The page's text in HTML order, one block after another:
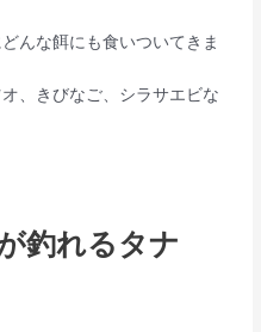
んな餌にも食いついてきま
、きびなご、シラサエビな
釣れるタナ